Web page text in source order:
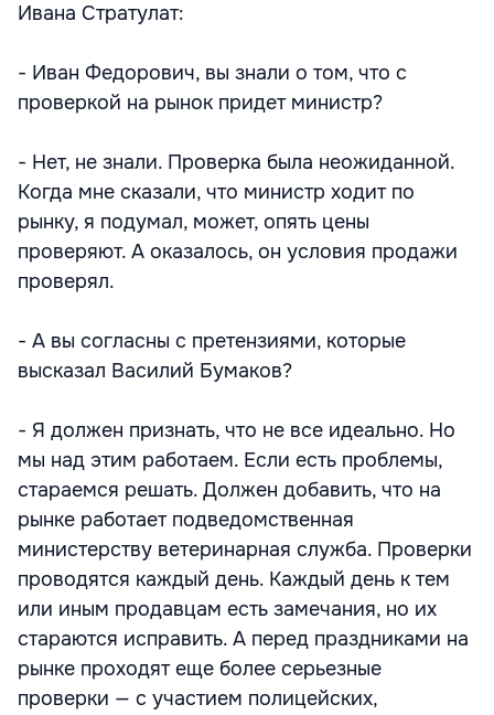
Ивана Стратулат:
- Иван Федорович, вы знали о том, что с
проверкой на рынок придет министр?
- Нет, не знали. Проверка была неожиданной.
Когда мне сказали, что министр ходит по
рынку, я подумал, может, опять цены
проверяют. А оказалось, он условия продажи
проверял.
- А вы согласны с претензиями, которые
высказал Василий Бумаков?
- Я должен признать, что не все идеально. Но
мы над этим работаем. Если есть проблемы,
стараемся решать. Должен добавить, что на
рынке работает подведомственная
министерству ветеринарная служба. Проверки
проводятся каждый день. Каждый день к тем
или иным продавцам есть замечания, но их
стараются исправить. А перед праздниками на
рынке проходят еще более серьезные
проверки — с участием полицейских,